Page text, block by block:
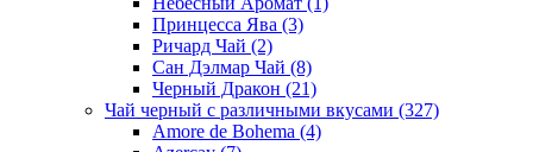
Принцесса Ява (3)
Ричард Чай (2)
Сан Дэлмар Чай (8)
Черный Дракон (21)
Чай черный с различными вкусами (327)
Amore de Bohema (4)